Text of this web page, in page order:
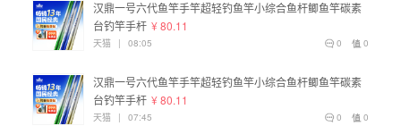
汉鼎一号六代鱼竿手竿超轻钓鱼竿小综合鱼杆鲫鱼竿碳素
台钓竿手杆 ¥ 80.11
0
0
天猫 | 08:05
汉鼎一号六代鱼竿手竿超轻钓鱼竿小综合鱼杆鲫鱼竿碳素
台钓竿手杆 ¥ 80.11
0
0
天猫 | 07:45